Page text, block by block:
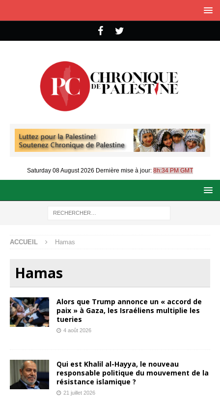
Saturday 08 August 2026 Dernière mise à jour: 8h:34 PM GMT
ACCUEIL Hamas
Hamas
Alors que Trump annonce un « accord de
paix » à Gaza, les Israéliens multiplie les
tueries
4 août 2026
Qui est Khalil al-Hayya, le nouveau
responsable politique du mouvement de la
résistance islamique ?
21 juillet 2026